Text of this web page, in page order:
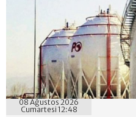
08 Ağustos 2026
Cumartesi 12:48